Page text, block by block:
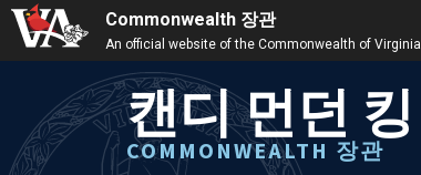
Commonwealth 장관
An official website of the Commonwealth of Virginia
캔디 먼던 킹
COMMONWEALTH 장관